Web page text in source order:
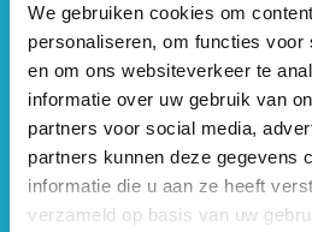
We gebruiken cookies om
personaliseren, om functies voor
en om ons websiteverkeer te
informatie over uw gebruik van
partners voor social media,
partners kunnen deze gegevens
informatie die u aan ze heeft
verzameld op basis van uw
Bewegend Leren
Junior